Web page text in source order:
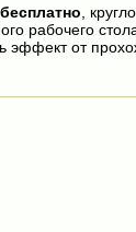
бесплатно ,
рабочего
эффект от